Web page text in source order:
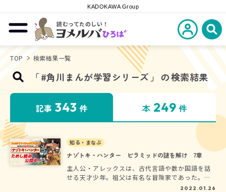
KADOKAWA Group
メニューを開閉する
読むってたのしい！
ヨメルバひろば
新規会員登
検
TOP 検索結果一覧
「#角川まんが学習シリーズ 」 の検索結果
記事 343 件 本 249 件
知る・まなぶ
ナゾトキ・ハンター ピラミッドの謎を解け 7章
主人公・アレックスは、古代言語や数か国語を話
せる天才少年。祖父は有名な冒険家であった。古
代文明の遺品をその目で見たくて冒険家になった
2022.01.26